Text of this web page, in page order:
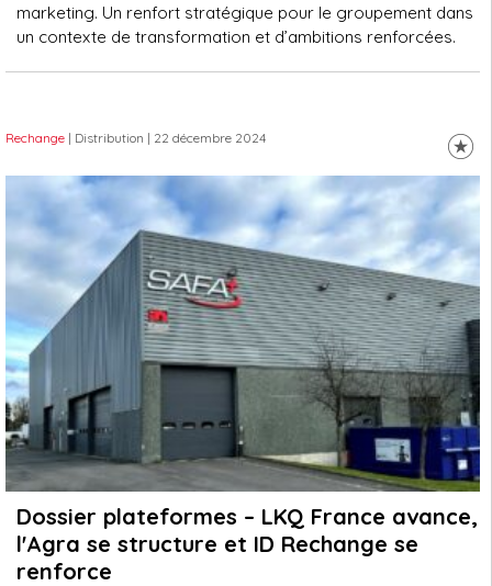
marketing. Un renfort stratégique pour le groupement dans
un contexte de transformation et d’ambitions renforcées.
Rechange | Distribution | 22 décembre 2024
Dossier plateformes – LKQ France avance,
l'Agra se structure et ID Rechange se
renforce